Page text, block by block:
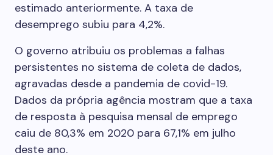
estimado anteriormente. A taxa de
desemprego subiu para 4,2%.
O governo atribuiu os problemas a falhas
persistentes no sistema de coleta de dados,
agravadas desde a pandemia de covid-19.
Dados da própria agência mostram que a taxa
de resposta à pesquisa mensal de emprego
caiu de 80,3% em 2020 para 67,1% em julho
deste ano.